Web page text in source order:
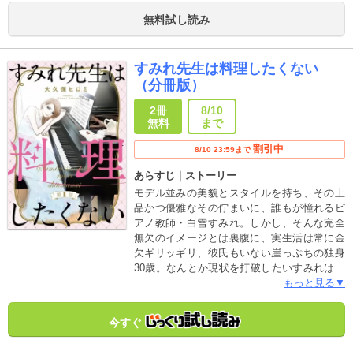
美が陰で華子を陥れようと画策して──？
「勝ち組」と崇められた女が、肥大化を発端
無料試し読み
すみれ先生は料理したくない
（分冊版）
2冊
無料
8/10
まで
8/10 23:59まで 割引中
あらすじ｜ストーリー
モデル並みの美貌とスタイルを持ち、その上
品かつ優雅なその佇まいに、誰もが憧れるピ
アノ教師・白雪すみれ。しかし、そんな完全
無欠のイメージとは裏腹に、実生活は常に金
欠ギリッギリ、彼氏もいない崖っぷちの独身
30歳。なんとか現状を打破したいすみれは己
を奮い立たせるも、最も苦手な“料理”という名
本当にやらなきゃダメ!? 私は誰かに作って
ほしいーー!!」料理に対してはどこまでもネガ
もっと見る▼
今すぐ